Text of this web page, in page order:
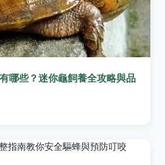
哪些？迷你龜飼養全攻略與品